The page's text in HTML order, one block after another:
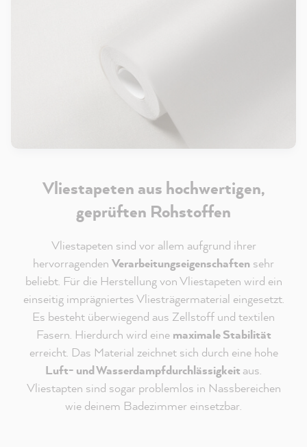
Vliestapeten aus hochwertigen,
geprüften Rohstoffen
Vliestapeten sind vor allem aufgrund ihrer
hervorragenden Verarbeitungseigenschaften sehr
beliebt. Für die Herstellung von Vliestapeten wird ein
einseitig imprägniertes Vliesträgermaterial eingesetzt.
Es besteht überwiegend aus Zellstoff und textilen
Fasern. Hierdurch wird eine maximale Stabilität
erreicht. Das Material zeichnet sich durch eine hohe
Luft- und Wasserdampfdurchlässigkeit aus.
Vliestapten sind sogar problemlos in Nassbereichen
wie deinem Badezimmer einsetzbar.
Redaktioneller Inhalt vom